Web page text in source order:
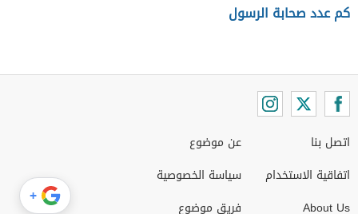
كم عدد صحابة الرسول
اتصل بنا
اتفاقية الاستخدام
About Us
عن موضوع
سياسة الخصوصية
فريق موضوع
+